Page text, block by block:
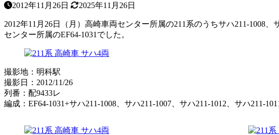
2012年11月26日 2025年11月26日
2012年11月26日（月）高崎車両センター所属の211系のうちサハ211-1008
センター所属のEF64-1031でした。
撮影地：明科駅
撮影日：2012/11/26
列番：配9433レ
編成：EF64-1031+サハ211-1008、サハ211-1007、サハ211-1012、サハ211-